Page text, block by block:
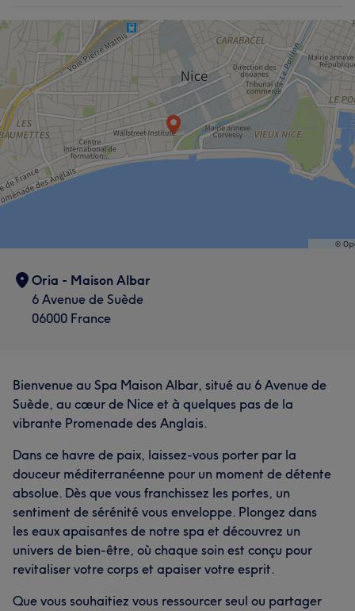
Manucure et Beauté des pieds
Oria - Maison Albar
6 Avenue de Suède
06000 France
Bienvenue au Spa Maison Albar, situé au 6 Avenue de
Suède, au cœur de Nice et à quelques pas de la
vibrante Promenade des Anglais.
Dans ce havre de paix, laissez-vous porter par la
douceur méditerranéenne pour un moment de détente
absolue. Dès que vous franchissez les portes, un
sentiment de sérénité vous enveloppe. Plongez dans
les eaux apaisantes de notre spa et découvrez un
univers de bien-être, où chaque soin est conçu pour
revitaliser votre corps et apaiser votre esprit.
Que vous souhaitiez vous ressourcer seul ou partager